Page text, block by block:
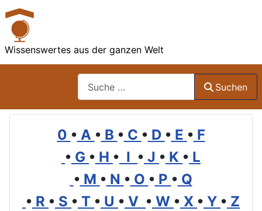
Wissenswertes aus der ganzen Welt
Suchen
0 • A • B • C • D • E • F
• G • H • I • J • K • L
• M • N • O • P • Q
• R • S • T • U • V • W • X • Y • Z